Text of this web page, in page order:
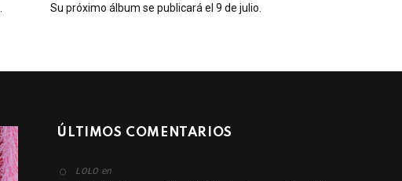
Su próximo álbum se publicará el 9 de julio.
ÚLTIMOS COMENTARIOS
LOLO en